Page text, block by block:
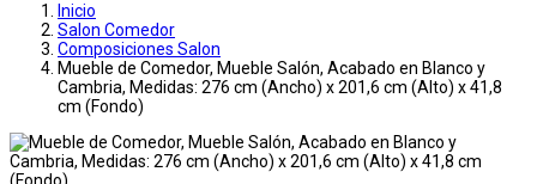
Inicio
Salon Comedor
Composiciones Salon
Mueble de Comedor, Mueble Salón, Acabado en Blanco y
Cambria, Medidas: 276 cm (Ancho) x 201,6 cm (Alto) x 41,8
cm (Fondo)